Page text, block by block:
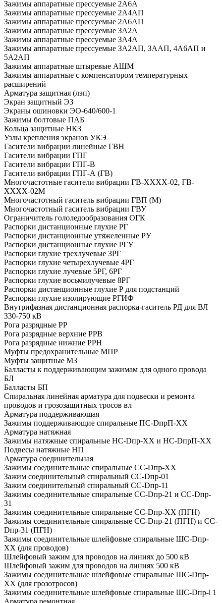
Зажимы аппаратные прессуемые 2А6А
Зажимы аппаратные прессуемые 2А4АП
Зажимы аппаратные прессуемые 2А6АП
Зажимы аппаратные прессуемые ЗА2А
Зажимы аппаратные прессуемые ЗА4А
Зажимы аппаратные прессуемые ЗА2АП, ЗААП, 4А6АП и
5А2АП
Зажимы аппаратные штыревые АШМ
Зажимы аппаратные с компенсатором температурных
расширений
Арматура защитная (лэп)
Экран защитный ЭЗ
Экраны ошиновки ЭО-640/600-1
Зажимы болтовые ПАБ
Кольца защитные НКЗ
Узлы крепления экранов УКЭ
Гасители вибрации линейные ГВН
Гасители вибрации ГПГ
Гасители вибрации ГПГ-В
Гасители вибрации ГПГ-А (ГВ)
Многочастотные гасители вибрации ГВ-ХХХХ-02, ГВ-
ХХХХ-02М
Многочастотный гаситель вибрации ГВП (М)
Многочастотный гаситель вибрации ГВУ
Ограничитель гололедообразования ОГК
Распорки дистанционные глухие РГ
Распорки дистанционные утяжеленные РУ
Распорки дистанционные глухие РГУ
Распорки глухие трехлучевые ЗРГ
Распорки глухие четырехлучевые 4РГ
Распорки глухие лучевые 5РГ, 6РГ
Распорки глухие восьмилучевые 8РГ
Распорки дистанционные глухие Р для подстанций
Распорки глухие изолирующие РГИФ
Внутрифазная дистанционная распорка-гаситель РД для ВЛ
330-750 кВ
Рога разрядные РР
Рога разрядные верхние РРВ
Рога разрядные нижние РРН
Муфты предохранительные МПР
Муфты защитные М3
Балласты к поддерживающим зажимам для одного провода
БЛ
Балласты БП
Спиральная линейная арматура для подвески и ремонта
проводов и грозозащитных тросов вл
Арматура поддерживающая
Зажимы поддерживающие спиральные ПС-DпрП-ХХ
Арматура натяжная
Зажимы натяжные спиральные HC-Dпp-XX и НС-DпрП-ХХ
Подвесы натяжные НП
Арматура соединительная
Зажимы соединительные спиральные CC-Dпp-XX
Зажим соединительный спиральный CC-Dпp-01
Зажим соединительный спиральный CC-Dпp-11
Зажимы соединительные спиральные CC-Dпp-21 и CC-Dпp-
31
Зажимы соединительные спиральные CC-Dпp-XX (ПГН)
Зажимы соединительные спиральные CC-Dпp-21 (ПГН) и CC-
Dпp-31 (ПГН)
Зажимы соединительные шлейфовые спиральные ШС-Dпp-
XX (для проводов)
Шлейфовый зажим для проводов на линиях до 500 кВ
Шлейфовый зажим для проводов на линиях 500 кВ
Зажимы соединительные шлейфовые спиральные ШС-Dпp-
XX (для грозотросов)
Зажимы соединительные шлейфовые спиральные ШС-Dпp-l 1
Арматура ремонтная